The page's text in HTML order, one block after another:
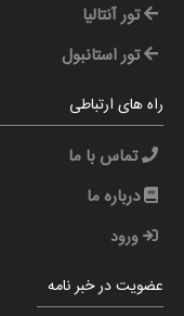
تور آنتالیا
تور استانبول
راه های ارتباطی
تماس با ما
درباره ما
ورود
عضویت در خبر نامه